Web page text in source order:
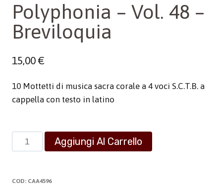
Polyphonia – Vol. 48 –
Breviloquia
15,00€
10 Mottetti di musica sacra corale a 4 voci S.C.T.B. a
cappella con testo in latino
Polyphonia
-
48
Aggiungi Al Carrello
COD: CAA4596